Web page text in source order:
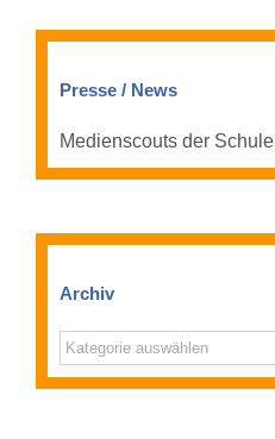
Presse / News
Medienscouts der Schule
Archiv
Archiv